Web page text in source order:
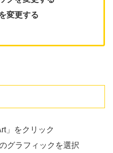
変更する
」をクリック
グラフィックを選択